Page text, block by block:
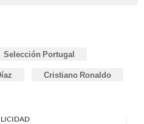
Selección Portugal
Cristiano Ronaldo